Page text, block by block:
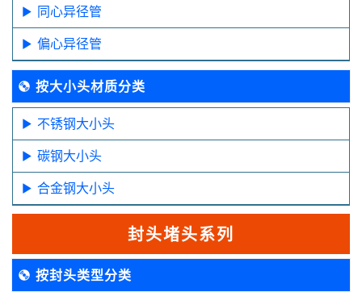
同心异径管
偏心异径管
按大小头材质分类
不锈钢大小头
碳钢大小头
合金钢大小头
封头堵头系列
按封头类型分类